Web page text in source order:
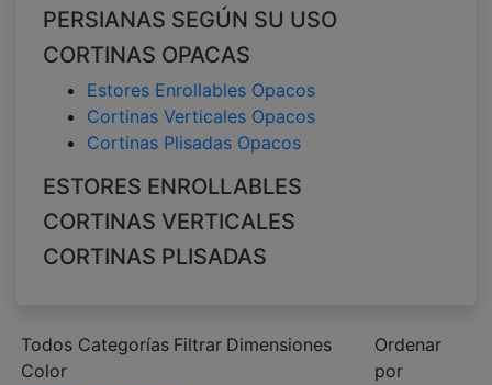
PERSIANAS SEGÚN SU USO
CORTINAS OPACAS
Estores Enrollables Opacos
Cortinas Verticales Opacos
Cortinas Plisadas Opacos
ESTORES ENROLLABLES
CORTINAS VERTICALES
CORTINAS PLISADAS
Todos Categorías Filtrar Dimensiones
Color
Ordenar
por